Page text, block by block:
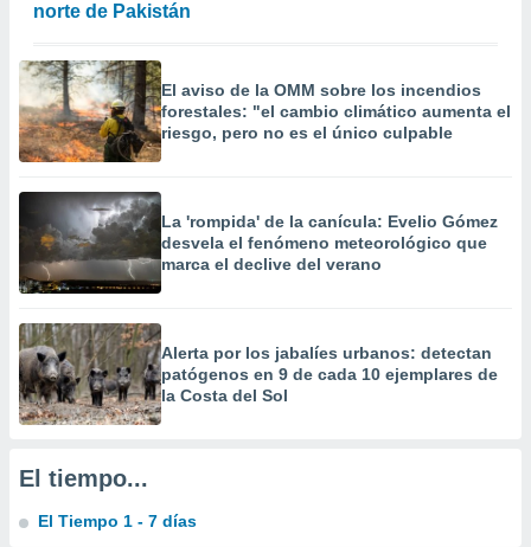
crear un
uso de
la
contenido
medir el
el
o a través
de
de
de
norte de Pakistán
El aviso de la OMM sobre los incendios
forestales: "el cambio climático aumenta el
riesgo, pero no es el único culpable
La 'rompida' de la canícula: Evelio Gómez
desvela el fenómeno meteorológico que
marca el declive del verano
Alerta por los jabalíes urbanos: detectan
patógenos en 9 de cada 10 ejemplares de
la Costa del Sol
El tiempo...
El Tiempo 1 - 7 días